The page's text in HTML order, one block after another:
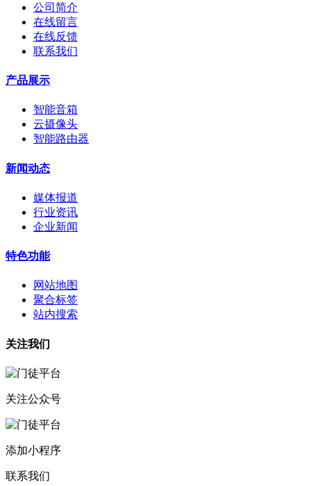
公司简介
在线留言
在线反馈
联系我们
产品展示
智能音箱
云摄像头
智能路由器
新闻动态
媒体报道
行业资讯
企业新闻
特色功能
网站地图
聚合标签
站内搜索
关注我们
关注公众号
添加小程序
联系我们